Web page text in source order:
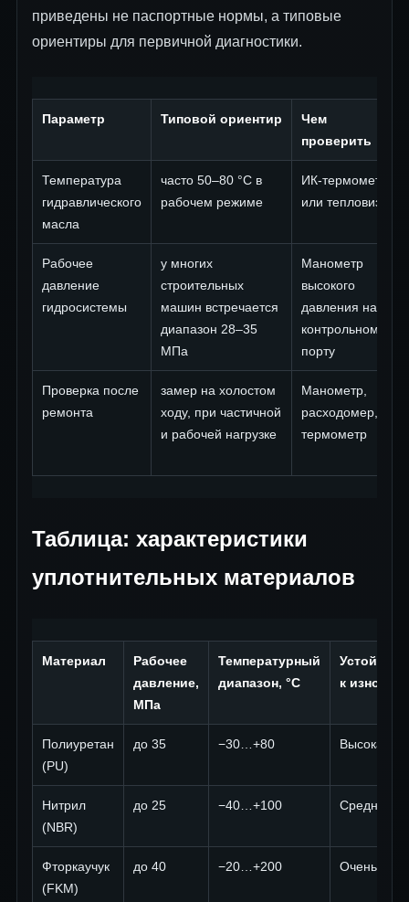
приведены не паспортные нормы, а типовые
ориентиры для первичной диагностики.
Параметр Типовой ориентир
Чем
проверить
Температура
гидравлического
масла
часто 50–80 °C в
рабочем режиме
ИК-термометр
или тепловизор
Рабочее
давление
гидросистемы
у многих
строительных
машин встречается
диапазон 28–35
МПа
Манометр
высокого
давления на
контрольном
порту
Проверка после
ремонта
замер на холостом
ходу, при частичной
и рабочей нагрузке
Манометр,
расходомер,
термометр
Таблица: характеристики
уплотнительных материалов
Материал
Рабочее
давление,
МПа
Температурный
диапазон, °C
к износу
Полиуретан
(PU)
до 35 −30…+80 Высокая
Нитрил
(NBR)
до 25 −40…+100 Средняя
Фторкаучук
(FKM)
до 40 −20…+200 Очень